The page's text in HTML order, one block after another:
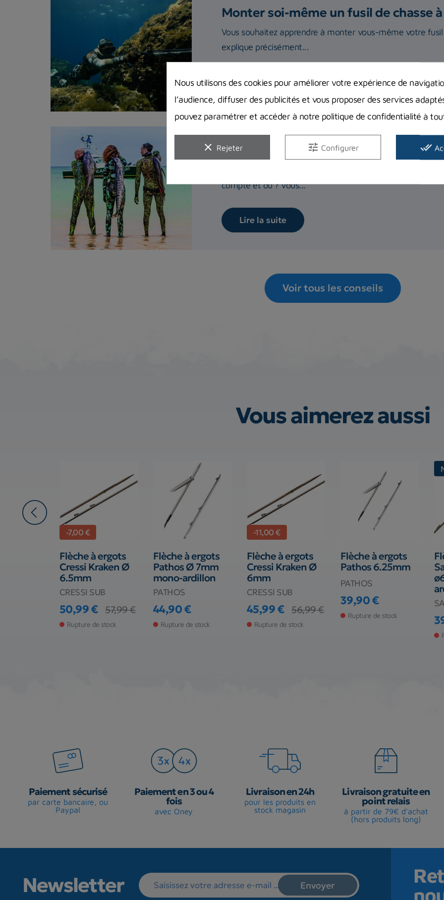
Monter soi-même un fusil de chasse
Vous souhaitez apprendre à monter vous-même votre
explique précisément...
Lire la suite
Règlementation chasse sous-marine
Réglementation de la pêche sous-marine en France :
compte et où ? Vous...
Lire la suite
Voir tous les conseils
Vous aimerez aussi
-7,00 €
Flèche à ergots
Cressi Kraken Ø
6.5mm
CRESSI SUB
Prix
50,99 €
Prix de base
57,99 €
Rupture de stock
Flèche à ergots
Pathos Ø 7mm
mono-ardillon
PATHOS
Prix
44,90 €
Rupture de stock
-11,00 €
Flèche à ergots
Cressi Kraken Ø
6mm
CRESSI SUB
Prix
45,99 €
Prix de base
56,99 €
Rupture de stock
Flèche à ergots
Pathos 6.25mm
PATHOS
Prix
39,90 €
Rupture de stock
Paiement sécurisé
par carte bancaire, ou
Paypal
Paiement en 3 ou 4
fois
avec Oney
Livraison en 24h
pour les produits en
stock magasin
Livraison gratuite en
point relais
à partir de 79€ d'achat
(hors produits long)
Newsletter
Nous utilisons des cookies pour améliorer votre expérience de
l’audience, diffuser des publicités et vous proposer des services
pouvez paramétrer et accéder à notre politique de confidentialité à
clear Rejeter tune Configurer done_all